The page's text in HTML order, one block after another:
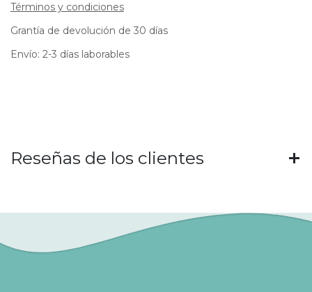
Términos y condiciones
Grantía de devolución de 30 días
Envío: 2-3 días laborables
Reseñas de los clientes